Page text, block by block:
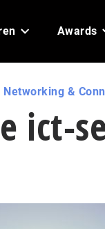
Awards
Networking &
ict-